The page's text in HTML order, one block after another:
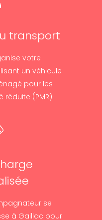
transport
votre
un véhicule
pour les
(PMR).
se
à Gaillac pour